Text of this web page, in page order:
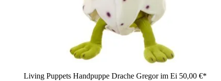
Living Puppets Handpuppe Drache Gregor im Ei 50,00 €*